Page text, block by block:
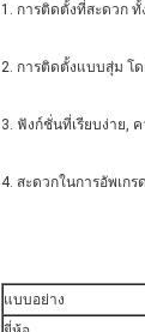
1. การติดตั้งที่สะดวก
2. การติดตั้งแบบสุ่ม โด
3. ฟังก์ชั่นที่เรียบง่าย,
4. สะดวกในการอัพเก
แบบอย่าง